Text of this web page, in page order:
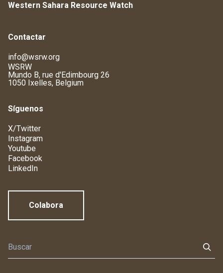
Western Sahara Resource Watch
Contactar
info@wsrw.org
WSRW
Mundo B, rue d'Edimbourg 26
1050 Ixelles, Belgium
Síguenos
X/Twitter
Instagram
Youtube
Facebook
LinkedIn
Colabora